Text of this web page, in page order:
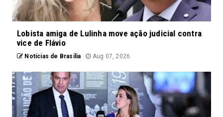
Lobista amiga de Lulinha move ação judicial contra
vice de Flávio
Notícias de Brasília Aug 07, 2026